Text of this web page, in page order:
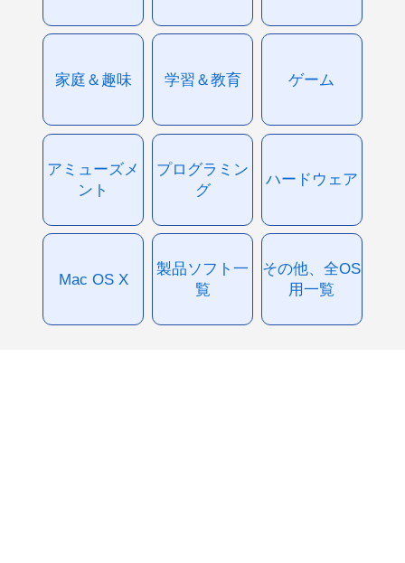
家庭＆趣味 学習＆教育 ゲーム
アミューズメ
ント
プログラミン
グ
ハードウェア
Mac OS X
製品ソフト一
覧
その他、全OS
用一覧